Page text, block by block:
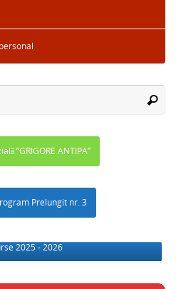
”GRIGORE ANTIPA”
Prelungit nr. 3
2025 - 2026